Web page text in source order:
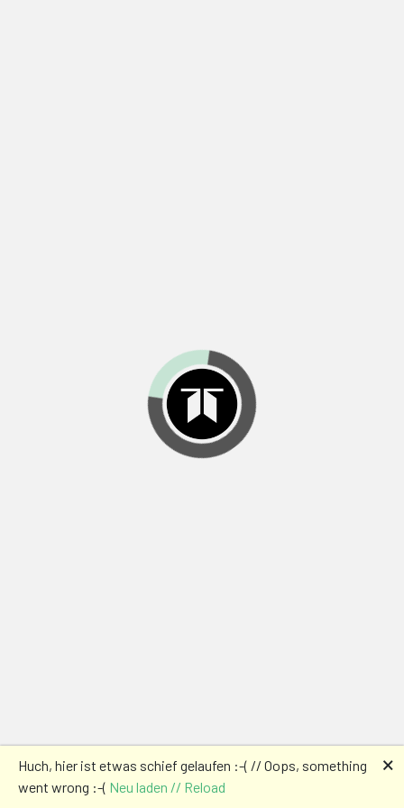
Huch, hier ist etwas schief gelaufen :-( // Oops, something
went wrong :-( Neu laden // Reload
🗙